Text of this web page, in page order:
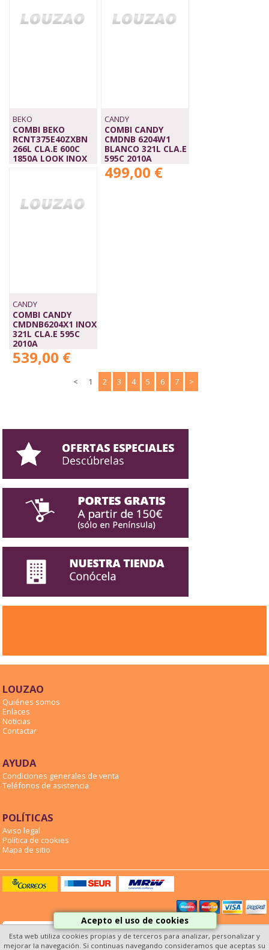
BEKO
COMBI BEKO
RCNT375E40ZXBN
266L CLA.E 600C
1850A LOOK INOX
CANDY
COMBI CANDY
CMDNB 6204W1
BLANCO 321L CLA.E
595C 2010A
499,00 €
CANDY
COMBI CANDY
CMDNB6204X1 INOX
321L CLA.E 595C
2010A
539,00 €
< 1 2 3 4 5 6 7 >
LOUZAO
Quiénes somos
Enlaces
Noticias
Contactar
AYUDA
Condiciones generales de venta
Teléfonos de asistencia
POLÍTICAS
Aviso legal
Política de cookies
Mapa de sitio
Acepto el uso de cookies
Esta web utiliza cookies propias y de terceros para analizar, personalizar y
mejorar la navegación. Si continuas navegando consideramos que aceptas su